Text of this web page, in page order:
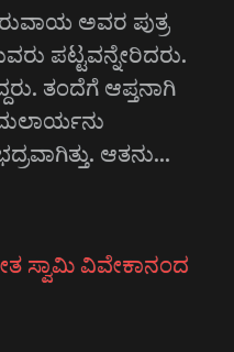
ಅವರ ಪುತ್ರ
ಪಟ್ಟವನ್ನೇರಿದರು.
ತಂದೆಗೆ ಆಪ್ತನಾಗಿ
ಆತನು…
ಸ್ವಾಮಿ ವಿವೇಕಾನಂದ